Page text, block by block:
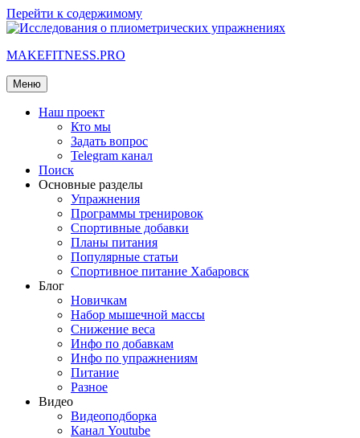
Перейти к содержимому
MAKEFITNESS.PRO
Меню
Наш проект
Кто мы
Задать вопрос
Telegram канал
Поиск
Основные разделы
Упражнения
Программы тренировок
Спортивные добавки
Планы питания
Популярные статьи
Спортивное питание Хабаровск
Блог
Новичкам
Набор мышечной массы
Снижение веса
Инфо по добавкам
Инфо по упражнениям
Питание
Разное
Видео
Видеоподборка
Канал Youtube